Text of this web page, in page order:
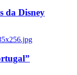
da Disney